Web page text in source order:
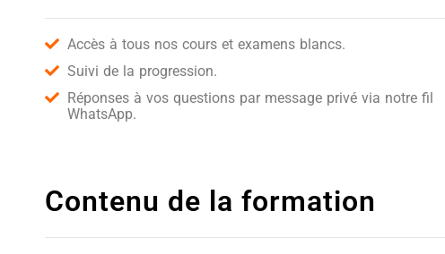
Accès à tous nos cours et examens blancs.
Suivi de la progression.
Réponses à vos questions par message privé via notre fil
WhatsApp.
Contenu de la formation